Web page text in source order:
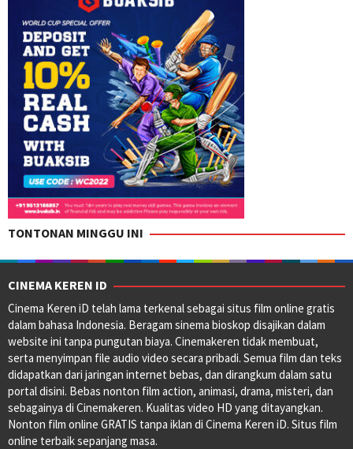
TONTONAN MINGGU INI
CINEMA KEREN ID
Cinema Keren iD telah lama terkenal sebagai situs film online gratis
dalam bahasa Indonesia. Beragam sinema bioskop disajikan dalam
website ini tanpa pungutan biaya. Cinemakeren tidak membuat,
serta menyimpan file audio video secara pribadi. Semua film dan teks
didapatkan dari jaringan internet bebas, dan dirangkum dalam satu
portal disini. Bebas nonton film action, animasi, drama, misteri, dan
sebagainya di Cinemakeren. Kualitas video HD yang ditayangkan.
Nonton film online GRATIS tanpa iklan di Cinema Keren iD. Situs film
online terbaik sepanjang masa.